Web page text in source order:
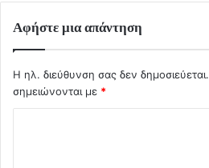
Αφήστε μια απάντηση
Η ηλ. διεύθυνση σας δεν δημοσιεύεται.
σημειώνονται με *